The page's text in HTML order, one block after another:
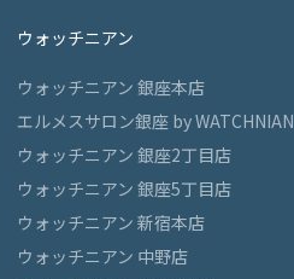
ウォッチニアン
ウォッチニアン 銀座本店
エルメスサロン銀座 by WATCHNIAN
ウォッチニアン 銀座2丁目店
ウォッチニアン 銀座5丁目店
ウォッチニアン 新宿本店
ウォッチニアン 中野店